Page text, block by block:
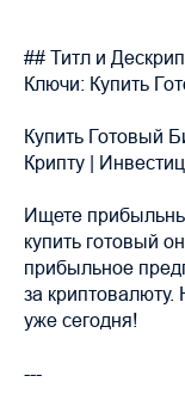
## Титл и
Ключи: Купить
Купить Готовый
Крипту |
Ищете
купить готовый
прибыльное
за
уже сегодня!
---